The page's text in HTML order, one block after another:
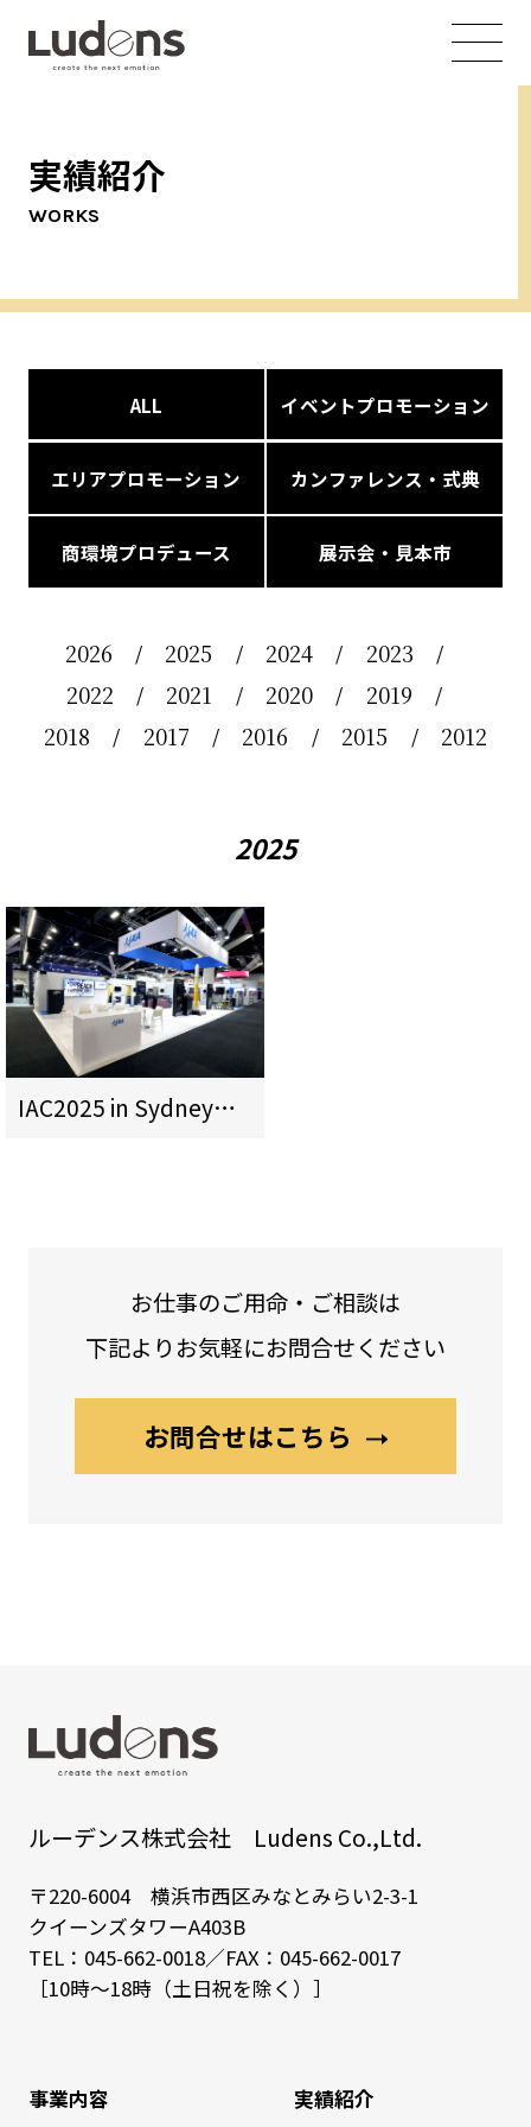
実績紹介
WORKS
ALL イベントプロモーション
エリアプロモーション カンファレンス・式典
商環境プロデュース 展示会・見本市
2026 2025 2024
2023
2022
2021 2020
2019
2018
2017 2016 2015 2012
2025
IAC2025 in Sydney JAXA様ブース
お仕事のご用命・ご相談は
下記よりお気軽にお問合せください
お問合せはこちら
ルーデンス株式会社 Ludens Co.,Ltd.
〒220-6004 横浜市西区みなとみらい2-3-1
クイーンズタワーA403B
TEL： 045-662-0018／FAX：045-662-0017
［10時～18時（土日祝を除く）］
事業内容 実績紹介